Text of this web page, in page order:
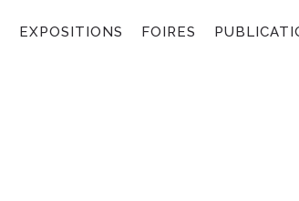
EXPOSITIONS FOIRES